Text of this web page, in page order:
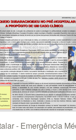
- Emergência